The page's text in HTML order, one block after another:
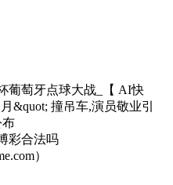
葡萄牙点球大战_【 AI快
&quot; 撞吊车,演员敬业引
布
彩合法吗
）